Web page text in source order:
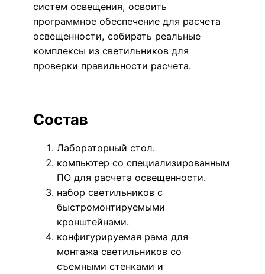
систем освещения, освоить
программное обеспечение для расчета
освещенности, собирать реальные
комплексы из светильников для
проверки правильности расчета.
Состав
Лабораторный стол.
компьютер со специализированным
ПО для расчета освещенности.
набор светильников с
быстромонтируемыми
кронштейнами.
конфигурируемая рама для
монтажа светильников со
съемными стенками и